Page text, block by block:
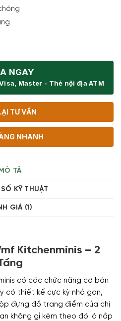
Kitchenminis - 2 Tầng số lượng
NGAY
Master - Thẻ nội địa ATM
TƯ VẤN
NHANH
MÔ TẢ
KỸ THUẬT
GIÁ (1)
Kitchenminis – 2
có các chức năng cơ bản
có thiết kế cực kỳ nhỏ gọn,
đựng đồ trang điểm của chị
không gỉ kèm theo đó là nắp